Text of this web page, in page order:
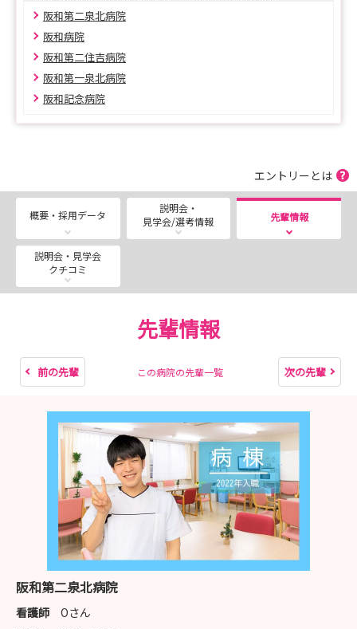
＜ 募 集 状 況 ＞
◆看護師：「阪和病院」「阪和記念病院」「阪和第二住吉
病院」「阪和第一泉北病院」「阪和第二泉北病院」
◆准看護師：「阪和病院」「阪和第二住吉病院」「阪和第
一泉北病院」「阪和第二泉北病院」
＜ 奨 学 金 に つ い て ＞
医療法人錦秀会では、医療系資格の取得を目指して頑張っ
ている方々を応援するために、奨学金制度を設けていま
す。
奨学金制度の詳細については、人事課（06-6692-1327）
------------------------------------------------------------
-----------
Tel：06-6692-1327(受付 9:00～17:00(日曜・祝日は除
E-mail：saiyou@kinshukai.or.jp
ホームページ：https://saiyou.kinshukai.or.jp/
阪和第二泉北病院
阪和病院
阪和第二住吉病院
阪和第一泉北病院
阪和記念病院
エントリーとは
概要・採用データ
説明会・
見学会/選考情報
先輩情報
説明会・見学会
クチコミ
先輩情報
前の先輩 この病院の先輩一覧 次の先輩
阪和第二泉北病院
看護師 Oさん